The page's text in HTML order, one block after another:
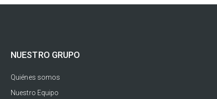
NUESTRO GRUPO
Quiénes somos
Nuestro Equipo